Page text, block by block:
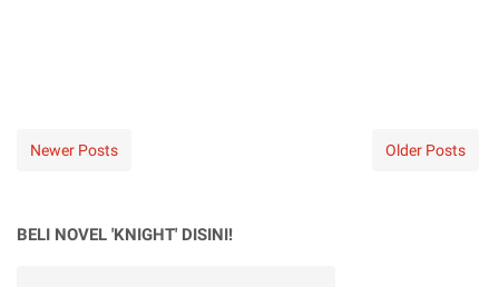
Newer Posts Older Posts
BELI NOVEL 'KNIGHT' DISINI!